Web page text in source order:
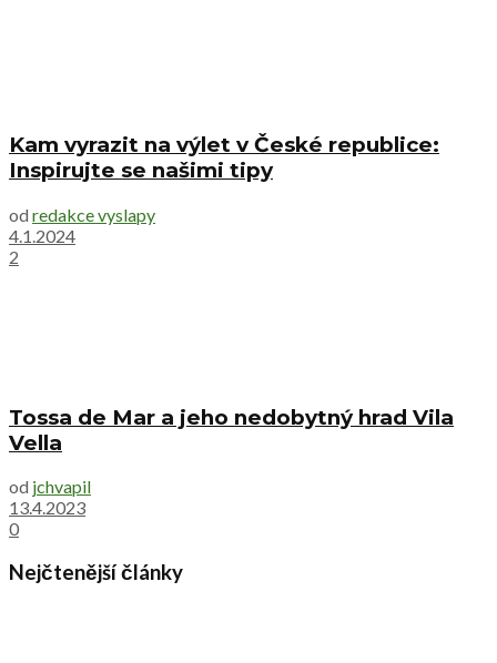
Kam vyrazit na výlet v České republice:
Inspirujte se našimi tipy
od redakce vyslapy
4.1.2024
2
Tossa de Mar a jeho nedobytný hrad Vila
Vella
od jchvapil
13.4.2023
0
Nejčtenější články